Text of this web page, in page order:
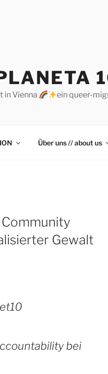
in Vienna ein queer-
Über uns // about us
Gewalt
bei